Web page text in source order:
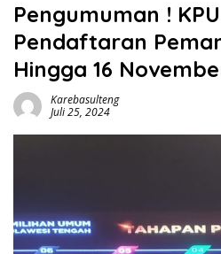
Pengumuman !
Pendaftaran
Hingga 16
Karebasulteng
Juli 25, 2024